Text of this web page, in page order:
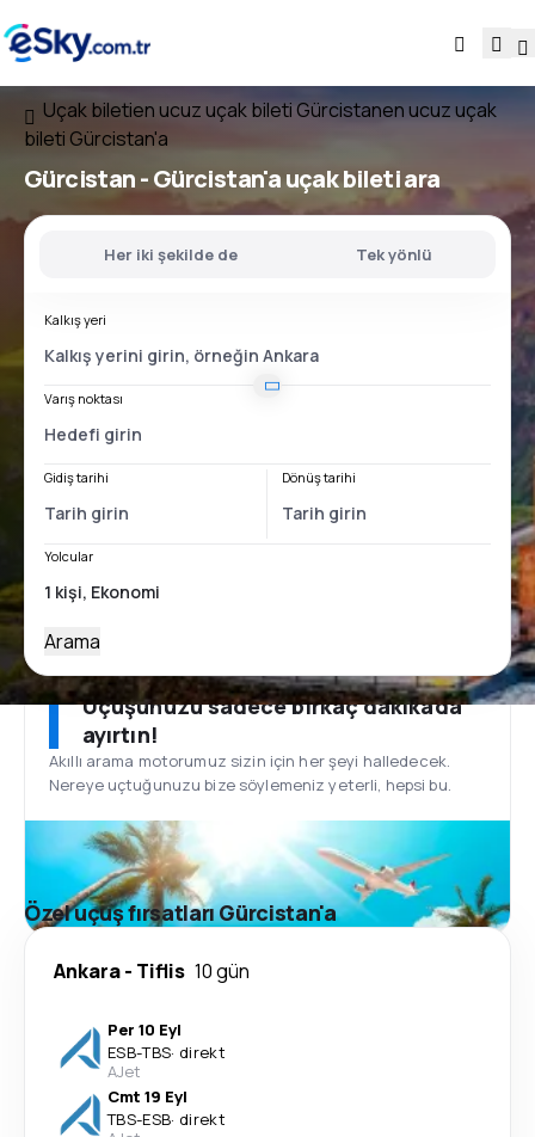
Uçak biletien ucuz uçak bileti Gürcistanen ucuz uçak
bileti Gürcistan'a
Gürcistan - Gürcistan'auçak bileti ara
Her iki şekilde de Tek yönlü
Kalkış yeri
Varış noktası
Gidiş tarihi Dönüş tarihi
Yolcular
Arama
Uçuşunuzu sadece birkaç dakikada
ayırtın!
Akıllı arama motorumuz sizin için her şeyi halledecek.
Nereye uçtuğunuzu bize söylemeniz yeterli, hepsi bu.
Özel uçuş fırsatları Gürcistan'a
Ankara- Tiflis 10 gün
Per 10 Eyl
ESB-TBS· direkt
AJet
Cmt 19 Eyl
TBS-ESB· direkt